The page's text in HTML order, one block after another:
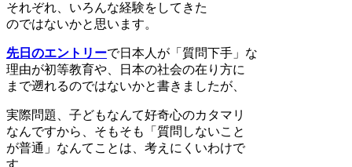
それぞれ、いろんな経験をしてきた
のではないかと思います。
先日のエントリーで日本人が「質問下手」な
理由が初等教育や、日本の社会の在り方に
まで遡れるのではないかと書きましたが、
実際問題、子どもなんて好奇心のカタマリ
なんですから、そもそも「質問しないこと
が普通」なんてことは、考えにくいわけで